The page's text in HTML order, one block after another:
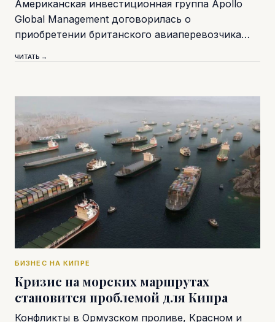
Американская инвестиционная группа Apollo
Global Management договорилась о
приобретении британского авиаперевозчика…
ЧИТАТЬ →
БИЗНЕС НА КИПРЕ
Кризис на морских маршрутах
становится проблемой для Кипра
Конфликты в Ормузском проливе, Красном и